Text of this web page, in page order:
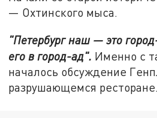
— Охтинского мыса.
"Петербург наш — это
его в город-ад". Именно с
началось обсуждение
разрушающемся ресторане.